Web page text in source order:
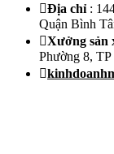
Địa chỉ :
Quận Bình
Xưởng sản
Phường 8,